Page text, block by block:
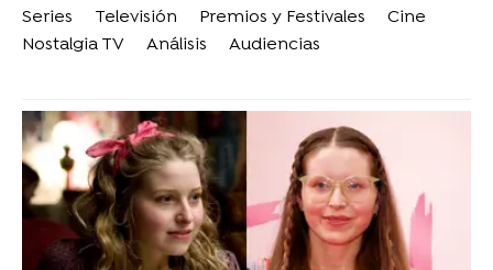
Series Televisión Premios y Festivales
Cine
Nostalgia TV
Análisis Audiencias